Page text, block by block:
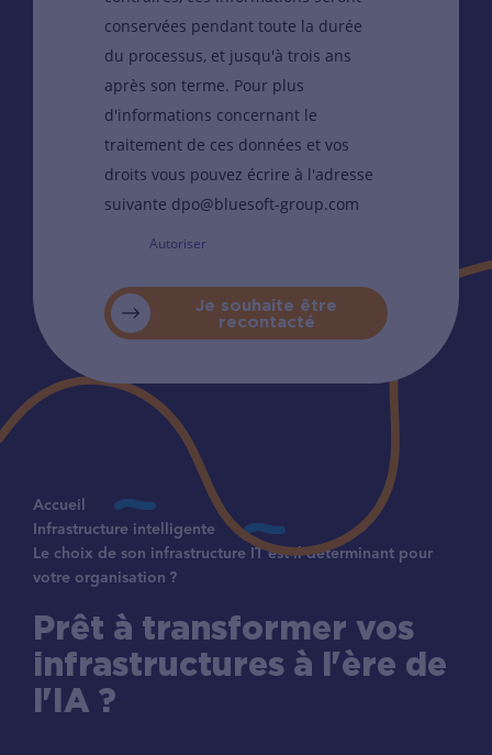
conservées pendant toute la durée
du processus, et jusqu'à trois ans
après son terme. Pour plus
d'informations concernant le
traitement de ces données et vos
droits vous pouvez écrire à l'adresse
suivante dpo@bluesoft-group.com
Autoriser
Je souhaite être
recontacté
Accueil
Infrastructure intelligente
Le choix de son infrastructure IT est-il déterminant pour
votre organisation ?
Prêt à transformer vos
infrastructures à l'ère de
l'IA ?